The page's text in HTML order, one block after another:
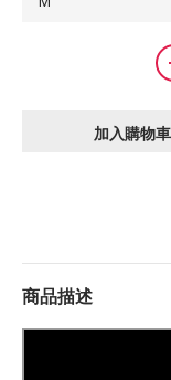
加入購物車
商品描述